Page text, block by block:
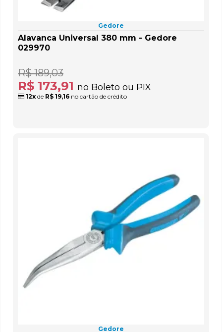
Gedore
Alavanca Universal 380 mm - Gedore
029970
R$ 173,91 no Boleto ou PIX
R$ 189,03
12x de R$ 19,16 no cartão de crédito
Gedore